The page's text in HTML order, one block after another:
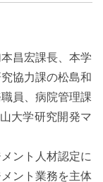
昌宏課長、本学
協力課の松島和
員、病院管理課
大学研究開発マ
ント人材認定に
ント業務を主体